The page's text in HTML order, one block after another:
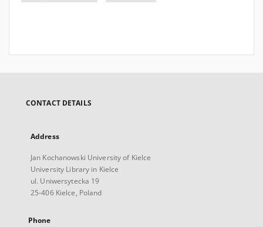
CONTACT DETAILS
Address
Jan Kochanowski University of Kielce
University Library in Kielce
ul. Uniwersytecka 19
25-406 Kielce, Poland
Phone